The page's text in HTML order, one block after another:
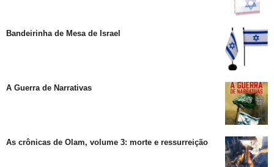
Bandeirinha de Mesa de Israel
A Guerra de Narrativas
As crônicas de Olam, volume 3: morte e ressurreição